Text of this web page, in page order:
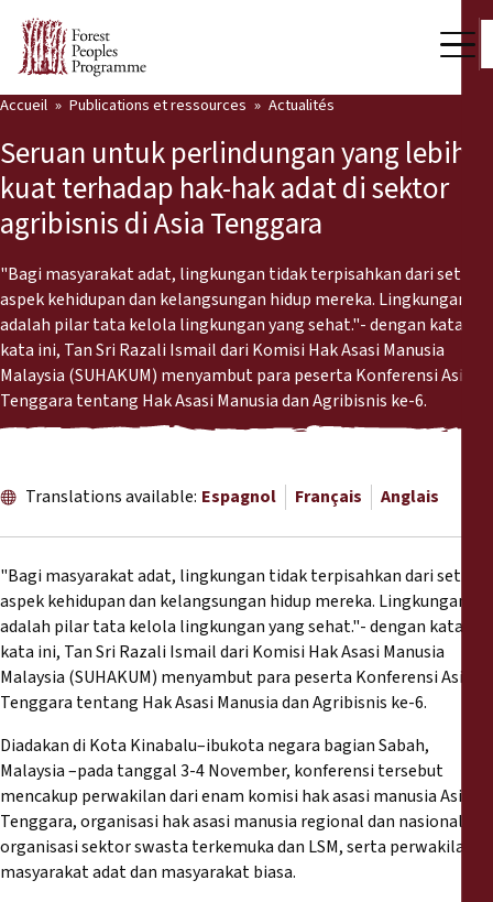
Qui nous sommes
Salle de presse
Notre travail
Voix des communautés
Partenaires et Pays
Dernières actualités
Publications et ressources
Back
Publications et ressources
Rapports
Communiqués de presse
Matériel de formation
Documents d'information
Procédures juridiques
Déclarations
Rapports annuels
Accueil Publications et ressources Actualités
Seruan untuk perlindungan yang lebih
kuat terhadap hak-hak adat di sektor
agribisnis di Asia Tenggara
"Bagi masyarakat adat, lingkungan tidak terpisahkan dari setiap
aspek kehidupan dan kelangsungan hidup mereka. Lingkungan
adalah pilar tata kelola lingkungan yang sehat."- dengan kata-
kata ini, Tan Sri Razali Ismail dari Komisi Hak Asasi Manusia
Malaysia (SUHAKUM) menyambut para peserta Konferensi Asia
Tenggara tentang Hak Asasi Manusia dan Agribisnis ke-6.
Translations available: Espagnol Français Anglais
"Bagi masyarakat adat, lingkungan tidak terpisahkan dari setiap
aspek kehidupan dan kelangsungan hidup mereka. Lingkungan
adalah pilar tata kelola lingkungan yang sehat."- dengan kata-
kata ini, Tan Sri Razali Ismail dari Komisi Hak Asasi Manusia
Malaysia (SUHAKUM) menyambut para peserta Konferensi Asia
Tenggara tentang Hak Asasi Manusia dan Agribisnis ke-6.
Diadakan di Kota Kinabalu–ibukota negara bagian Sabah,
Malaysia –pada tanggal 3-4 November, konferensi tersebut
mencakup perwakilan dari enam komisi hak asasi manusia Asia
Tenggara, organisasi hak asasi manusia regional dan nasional,
organisasi sektor swasta terkemuka dan LSM, serta perwakilan
masyarakat adat dan masyarakat biasa.